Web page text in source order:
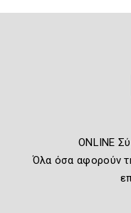
ONLINE
Όλα όσα αφορούν